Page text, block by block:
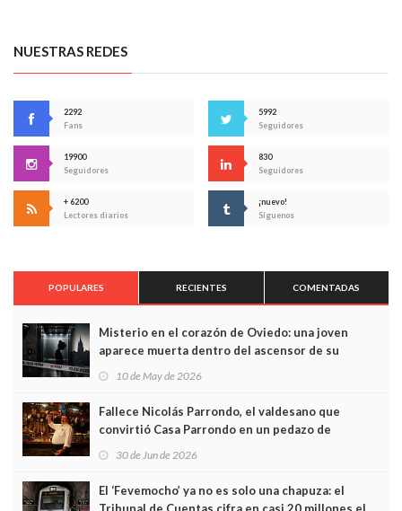
NUESTRAS REDES
2292
Fans
5992
Seguidores
19900
Seguidores
830
Seguidores
+ 6200
Lectores diarios
¡nuevo!
Síguenos
POPULARES RECIENTES COMENTADAS
Misterio en el corazón de Oviedo: una joven
aparece muerta dentro del ascensor de su
edificio y las cámaras captan sus últimos minutos
10 de May de 2026
Fallece Nicolás Parrondo, el valdesano que
convirtió Casa Parrondo en un pedazo de
Asturias en Madrid
30 de Jun de 2026
El ‘Fevemocho’ ya no es solo una chapuza: el